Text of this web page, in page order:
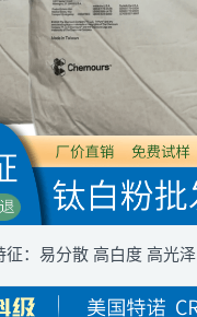
征：易分散 高白度 高光泽